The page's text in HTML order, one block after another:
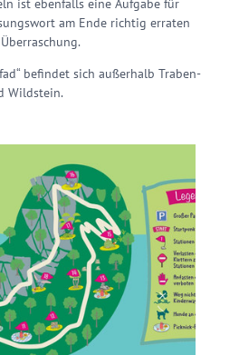
ist ebenfalls eine Aufgabe für
am Ende richtig erraten
befindet sich außerhalb Traben-
Wildstein.